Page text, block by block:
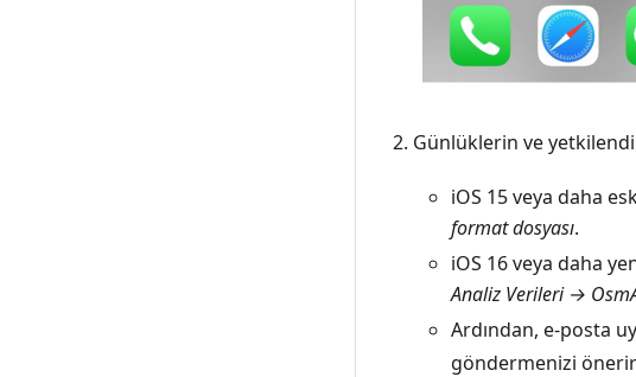
Günlüklerin ve
iOS 15 veya daha
format dosyası.
iOS 16 veya daha
Analiz Verileri →
Ardından, e-posta
göndermenizi